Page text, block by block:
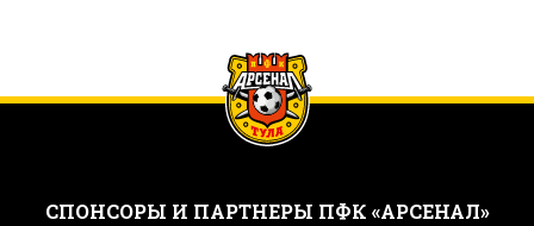
CПОНСОРЫ И ПАРТНЕРЫ ПФК «АРСЕНАЛ»